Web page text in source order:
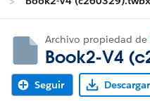
Archivo propiedad de
Book2-V4
Seguir Descargar